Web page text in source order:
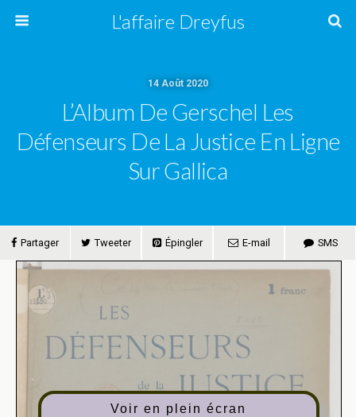
L'affaire Dreyfus
14 Août 2020
L’Album De Gerschel Les
Défenseurs De La Justice En Ligne
Sur Gallica
Partager Tweeter Épingler E-mail SMS
Voir en plein écran